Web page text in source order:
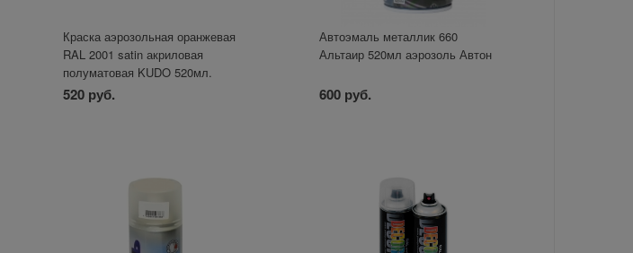
Краска аэрозольная оранжевая
RAL 2001 satin акриловая
полуматовая KUDO 520мл.
520 руб.
Автоэмаль металлик 660
Альтаир 520мл аэрозоль Автон
600 руб.